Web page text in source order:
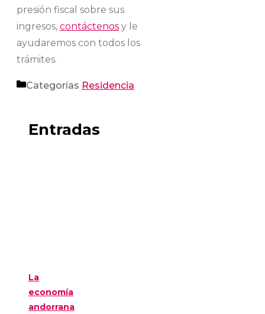
presión fiscal sobre sus
ingresos, contáctenos y le
ayudaremos con todos los
trámites.
Categorías Residencia
Entradas
La
economía
andorrana